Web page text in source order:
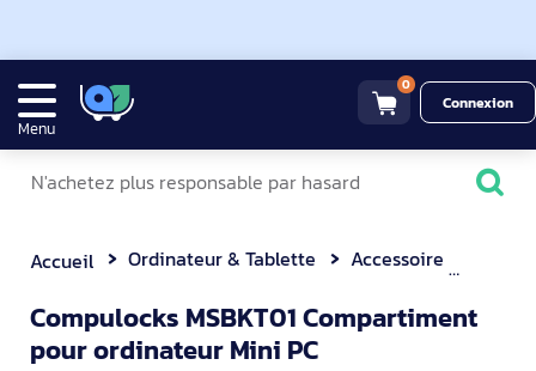
Menu
0
Connexion
Accueil Ordinateur & Tablette Accessoire
Compulocks MSBKT01 Compartiment
pour ordinateur Mini PCMSBKT01